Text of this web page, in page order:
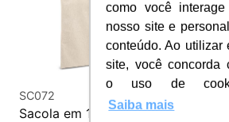
como você
nosso site e
conteúdo. Ao utilizar
site, você concorda
o uso de
Saiba mais
SC072
Sacola em 100%